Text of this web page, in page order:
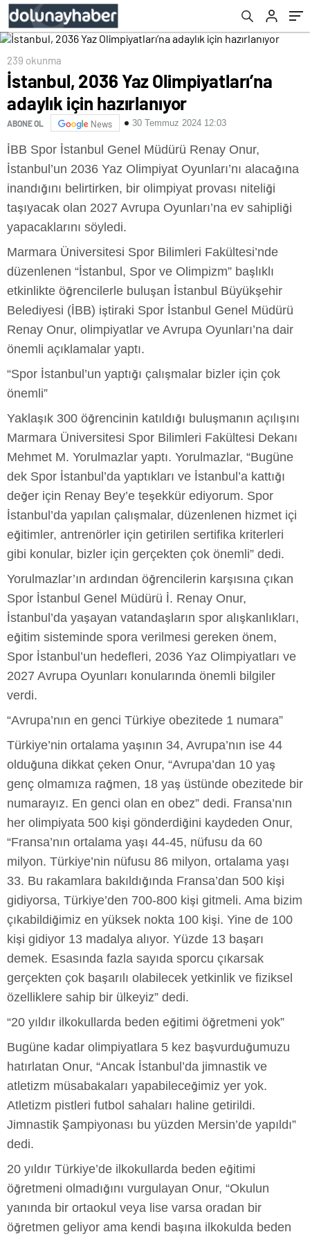
239 okunma
İstanbul, 2036 Yaz Olimpiyatları’na
adaylık için hazırlanıyor
ABONE OL News 30 Temmuz 2024 12:03
İBB Spor İstanbul Genel Müdürü Renay Onur,
İstanbul’un 2036 Yaz Olimpiyat Oyunları’nı alacağına
inandığını belirtirken, bir olimpiyat provası niteliği
taşıyacak olan 2027 Avrupa Oyunları’na ev sahipliği
yapacaklarını söyledi.
Marmara Üniversitesi Spor Bilimleri Fakültesi’nde
düzenlenen “İstanbul, Spor ve Olimpizm” başlıklı
etkinlikte öğrencilerle buluşan İstanbul Büyükşehir
Belediyesi (İBB) iştiraki Spor İstanbul Genel Müdürü
Renay Onur, olimpiyatlar ve Avrupa Oyunları’na dair
önemli açıklamalar yaptı.
“Spor İstanbul’un yaptığı çalışmalar bizler için çok
önemli”
Yaklaşık 300 öğrencinin katıldığı buluşmanın açılışını
Marmara Üniversitesi Spor Bilimleri Fakültesi Dekanı
Mehmet M. Yorulmazlar yaptı. Yorulmazlar, “Bugüne
dek Spor İstanbul’da yaptıkları ve İstanbul’a kattığı
değer için Renay Bey’e teşekkür ediyorum. Spor
İstanbul’da yapılan çalışmalar, düzenlenen hizmet içi
eğitimler, antrenörler için getirilen sertifika kriterleri
gibi konular, bizler için gerçekten çok önemli” dedi.
Yorulmazlar’ın ardından öğrencilerin karşısına çıkan
Spor İstanbul Genel Müdürü İ. Renay Onur,
İstanbul’da yaşayan vatandaşların spor alışkanlıkları,
eğitim sisteminde spora verilmesi gereken önem,
Spor İstanbul’un hedefleri, 2036 Yaz Olimpiyatları ve
2027 Avrupa Oyunları konularında önemli bilgiler
verdi.
“Avrupa’nın en genci Türkiye obezitede 1 numara”
Türkiye’nin ortalama yaşının 34, Avrupa’nın ise 44
olduğuna dikkat çeken Onur, “Avrupa’dan 10 yaş
genç olmamıza rağmen, 18 yaş üstünde obezitede bir
numarayız. En genci olan en obez” dedi. Fransa’nın
her olimpiyata 500 kişi gönderdiğini kaydeden Onur,
“Fransa’nın ortalama yaşı 44-45, nüfusu da 60
milyon. Türkiye’nin nüfusu 86 milyon, ortalama yaşı
33. Bu rakamlara bakıldığında Fransa’dan 500 kişi
gidiyorsa, Türkiye’den 700-800 kişi gitmeli. Ama bizim
çıkabildiğimiz en yüksek nokta 100 kişi. Yine de 100
kişi gidiyor 13 madalya alıyor. Yüzde 13 başarı
demek. Esasında fazla sayıda sporcu çıkarsak
gerçekten çok başarılı olabilecek yetkinlik ve fiziksel
özelliklere sahip bir ülkeyiz” dedi.
“20 yıldır ilkokullarda beden eğitimi öğretmeni yok”
Bugüne kadar olimpiyatlara 5 kez başvurduğumuzu
hatırlatan Onur, “Ancak İstanbul’da jimnastik ve
atletizm müsabakaları yapabileceğimiz yer yok.
Atletizm pistleri futbol sahaları haline getirildi.
Jimnastik Şampiyonası bu yüzden Mersin’de yapıldı”
dedi.
20 yıldır Türkiye’de ilkokullarda beden eğitimi
öğretmeni olmadığını vurgulayan Onur, “Okulun
yanında bir ortaokul veya lise varsa oradan bir
öğretmen geliyor ama kendi başına ilkokulda beden